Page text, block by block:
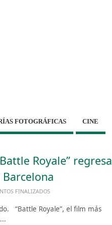
FOTOGRÁFICAS CINE
Royale” regresa
FINALIZADOS
“Battle Royale”, el film más